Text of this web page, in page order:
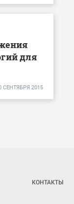
для
СЕНТЯБРЯ 2015
КОНТАКТЫ